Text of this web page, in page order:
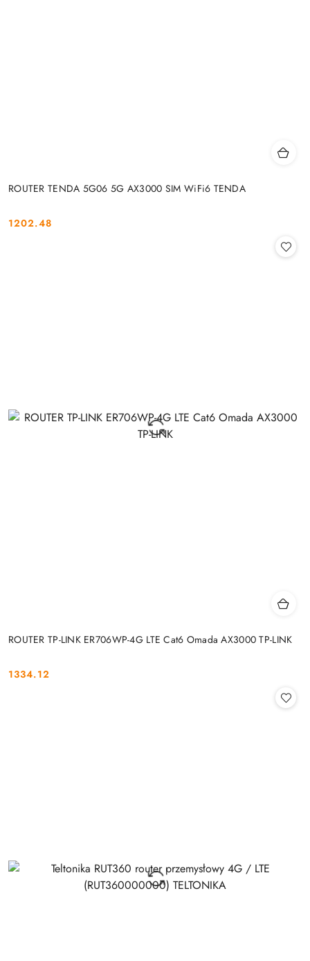
ROUTER TENDA 5G06 5G AX3000 SIM WiFi6 TENDA
Cena:
1202.48
ROUTER TP-LINK ER706WP-4G LTE Cat6 Omada AX3000 TP-LINK
Cena:
1334.12